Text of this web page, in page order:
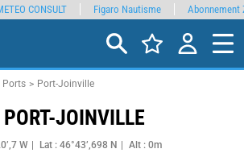
Ports Port-Joinville
PORT-JOINVILLE
W Lat : 46°43’,698 N Alt : 0m
CONSULT Figaro Nautisme Abonnement